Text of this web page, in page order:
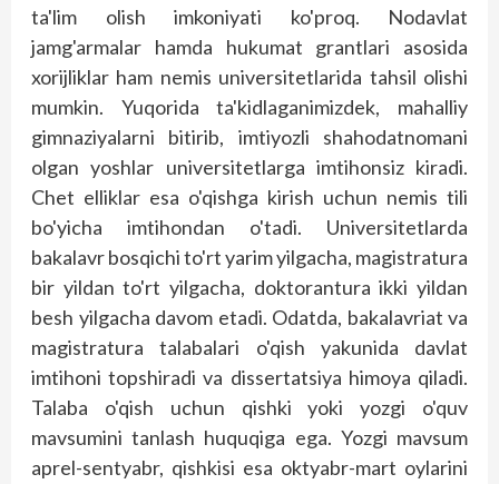
ta'lim olish imkoniyati ko'proq. Nodavlat
jamg'armalar hamda hukumat grantlari asosida
xorijlik­lar ham nemis universitetlarida tahsil olishi
mumkin. Yuqorida ta'kidlaganimizdek, mahalliy
gimnaziyalarni bitirib, imtiyozli shahodatnomani
olgan yoshlar universitetlarga imtihonsiz kiradi.
Chet elliklar esa o'qishga kirish uchun nemis tili
bo'yicha imtihondan o'tadi. Universitetlarda
bakalavr bosqichi to'rt yarim yilgacha, magistratura
bir yildan to'rt yilgacha, doktorantura ikki yildan
besh yilgacha davom etadi. Odatda, bakalavriat va
magistratura talabalari o'qish yakunida davlat
imtihoni topshiradi va dissertatsiya himoya qiladi.
Talaba o'qish uchun qishki yoki yozgi o'quv
mavsumini tanlash huquqiga ega. Yozgi mavsum
aprel-sentyabr, qishkisi esa oktyabr-mart oylarini